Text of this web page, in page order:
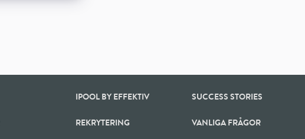
IPOOL BY EFFEKTIV
REKRYTERING
SUCCESS STORIES
VANLIGA FRÅGOR